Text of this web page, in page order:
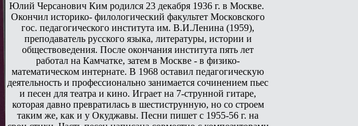
Юлий Черсанович Ким родился 23 декабря 1936 г. в Москве.
Окончил историко- филологический факультет Московского
гос. педагогического института им. В.И.Ленина (1959),
преподаватель русского языка, литературы, истории и
обществоведения. После окончания института пять лет
работал на Камчатке, затем в Москве - в физико-
математическом интернате. В 1968 оставил педагогическую
деятельность и профессионально занимается сочинением пьес
и песен для театра и кино. Играет на 7-струнной гитаре,
которая давно превратилась в шестиструнную, но со строем
таким же, как и у Окуджавы. Песни пишет с 1955-56 г. на